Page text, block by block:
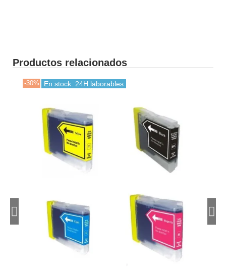
Productos relacionados
-30% En stock: 24H laborables